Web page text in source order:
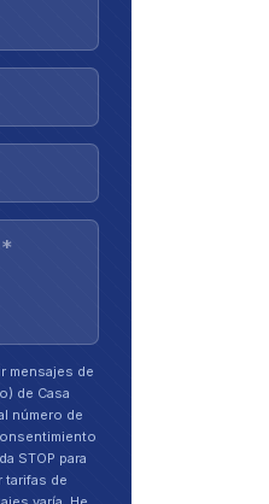
mensajes de
de Casa
número de
STOP para
tarifas de